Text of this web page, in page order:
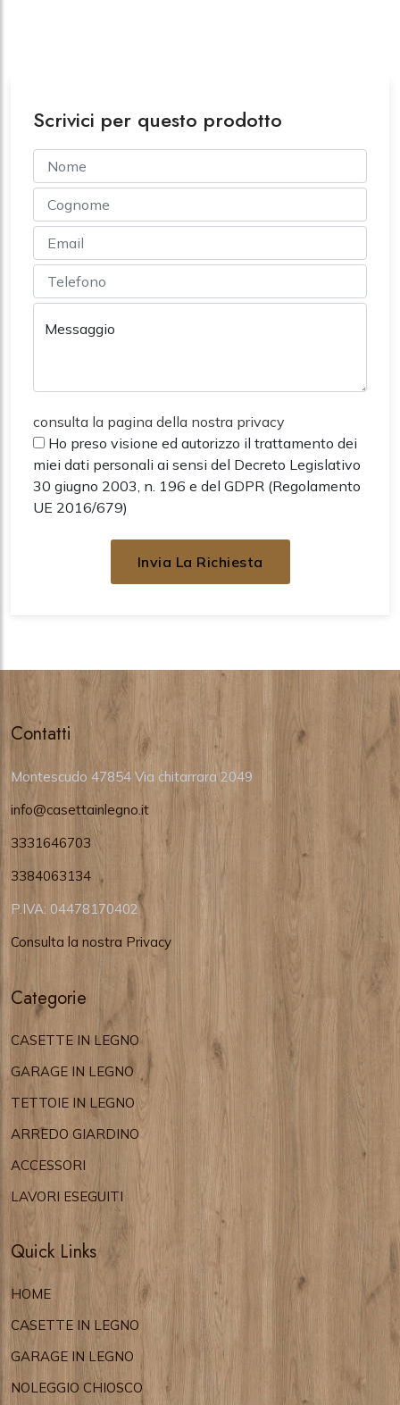
Scrivici per questo prodotto
Messaggio
consulta la pagina della nostra privacy
Ho preso visione ed autorizzo il trattamento dei
miei dati personali ai sensi del Decreto Legislativo
30 giugno 2003, n. 196 e del GDPR (Regolamento
UE 2016/679)
Contatti
Montescudo 47854 Via chitarrara 2049
info@casettainlegno.it
3331646703
3384063134
P.IVA: 04478170402
Consulta la nostra Privacy
Categorie
CASETTE IN LEGNO
GARAGE IN LEGNO
TETTOIE IN LEGNO
ARREDO GIARDINO
ACCESSORI
LAVORI ESEGUITI
Quick Links
HOME
CASETTE IN LEGNO
GARAGE IN LEGNO
NOLEGGIO CHIOSCO